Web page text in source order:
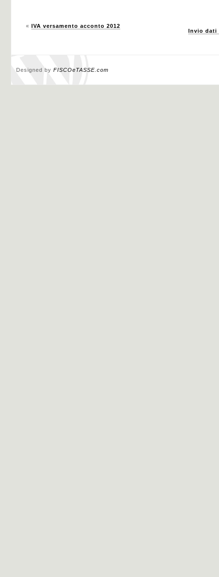
« IVA versamento acconto 2012
Invio dati
Designed by FISCOeTASSE.com